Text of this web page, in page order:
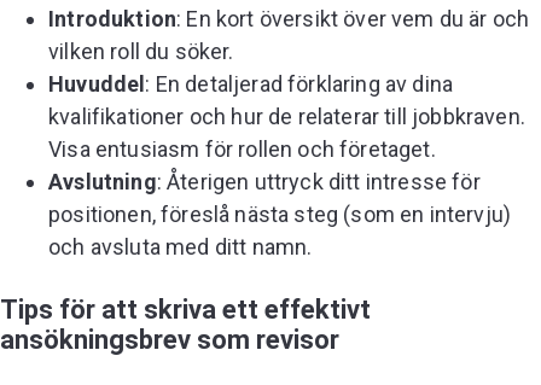
Introduktion: En kort översikt över vem du är och
vilken roll du söker.
Huvuddel: En detaljerad förklaring av dina
kvalifikationer och hur de relaterar till jobbkraven.
Visa entusiasm för rollen och företaget.
Avslutning: Återigen uttryck ditt intresse för
positionen, föreslå nästa steg (som en intervju)
och avsluta med ditt namn.
Tips för att skriva ett effektivt
ansökningsbrev som revisor